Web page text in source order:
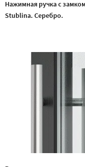
Нажимная ручка с
Stublina. Серебро.